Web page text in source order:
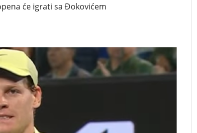
će igrati sa Đokovićem